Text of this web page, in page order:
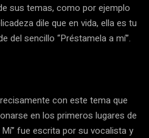
sus temas, como por ejemplo
dile que en vida, ella es tu
del sencillo “Préstamela a mí”.
con este tema que
en los primeros lugares de
fue escrita por su vocalista y